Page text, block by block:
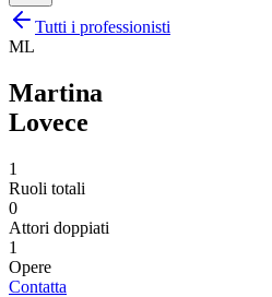
Tutti i professionisti
ML
Martina
Lovece
1
Ruoli totali
0
Attori doppiati
1
Opere
Contatta